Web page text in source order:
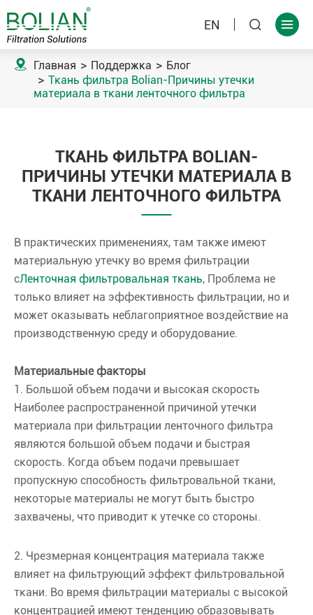
EN  
 Главная Поддержка
Блог
Ткань фильтра Bolian-Причины утечки
материала в ткани ленточного фильтра
ТКАНЬ ФИЛЬТРА BOLIAN-
ПРИЧИНЫ УТЕЧКИ МАТЕРИАЛА В
ТКАНИ ЛЕНТОЧНОГО ФИЛЬТРА
В практических применениях, там также имеют
материальную утечку во время фильтрации
сЛенточная фильтровальная ткань, Проблема не
только влияет на эффективность фильтрации, но и
может оказывать неблагоприятное воздействие на
производственную среду и оборудование.
Материальные факторы
1. Большой объем подачи и высокая скорость
Наиболее распространенной причиной утечки
материала при фильтрации ленточного фильтра
являются большой объем подачи и быстрая
скорость. Когда объем подачи превышает
пропускную способность фильтровальной ткани,
некоторые материалы не могут быть быстро
захвачены, что приводит к утечке со стороны.
2. Чрезмерная концентрация материала также
влияет на фильтрующий эффект фильтровальной
ткани. Во время фильтрации материалы с высокой
концентрацией имеют тенденцию образовывать